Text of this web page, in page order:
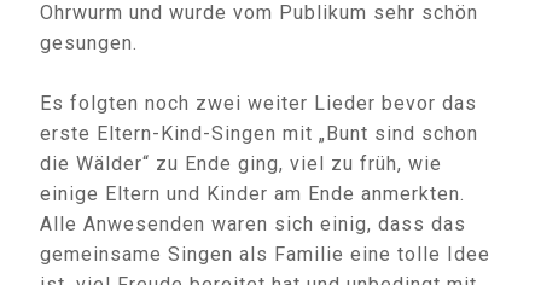
Ohrwurm und wurde vom Publikum sehr schön
gesungen.
Es folgten noch zwei weiter Lieder bevor das
erste Eltern-Kind-Singen mit „Bunt sind schon
die Wälder“ zu Ende ging, viel zu früh, wie
einige Eltern und Kinder am Ende anmerkten.
Alle Anwesenden waren sich einig, dass das
gemeinsame Singen als Familie eine tolle Idee